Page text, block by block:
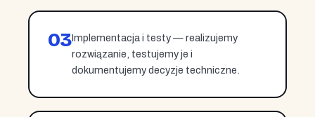
03Implementacja i testy — realizujemy
rozwiązanie, testujemy je i
dokumentujemy decyzje techniczne.